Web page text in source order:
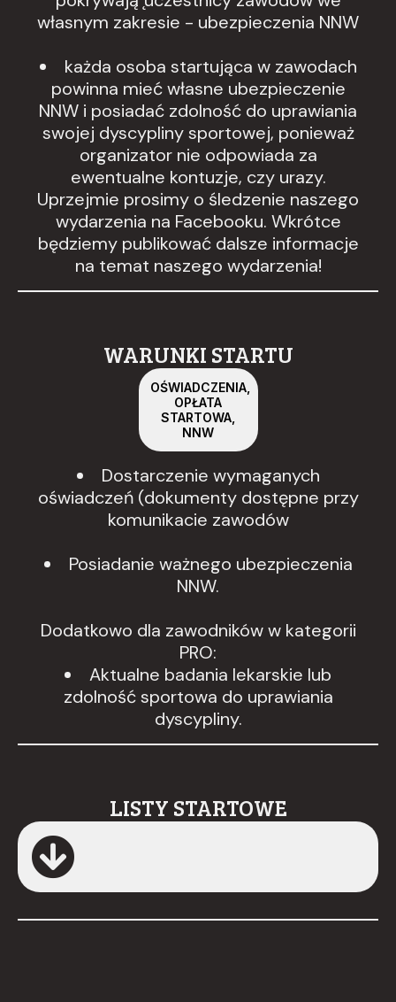
własnym zakresie - ubezpieczenia NNW
każda osoba startująca w zawodach
powinna mieć własne ubezpieczenie
NNW i posiadać zdolność do uprawiania
swojej dyscypliny sportowej, ponieważ
organizator nie odpowiada za
ewentualne kontuzje, czy urazy.
Uprzejmie prosimy o śledzenie naszego
wydarzenia na Facebooku. Wkrótce
będziemy publikować dalsze informacje
na temat naszego wydarzenia!
WARUNKI STARTU
OŚWIADCZENIA,
OPŁATA
STARTOWA,
NNW
Dostarczenie wymaganych
oświadczeń (dokumenty dostępne przy
komunikacie zawodów
Posiadanie ważnego ubezpieczenia
NNW.
Dodatkowo dla zawodników w kategorii
PRO:
Aktualne badania lekarskie lub
zdolność sportowa do uprawiania
dyscypliny.
LISTY STARTOWE